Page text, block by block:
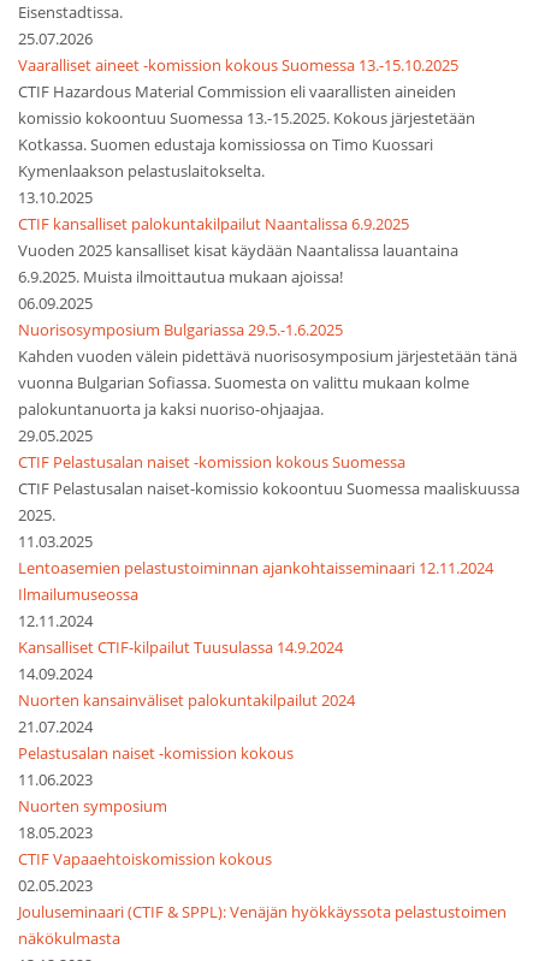
Eisenstadtissa.
25.07.2026
Vaaralliset aineet -komission kokous Suomessa 13.-15.10.2025
CTIF Hazardous Material Commission eli vaarallisten aineiden
komissio kokoontuu Suomessa 13.-15.2025. Kokous järjestetään
Kotkassa. Suomen edustaja komissiossa on Timo Kuossari
Kymenlaakson pelastuslaitokselta.
13.10.2025
CTIF kansalliset palokuntakilpailut Naantalissa 6.9.2025
Vuoden 2025 kansalliset kisat käydään Naantalissa lauantaina
6.9.2025. Muista ilmoittautua mukaan ajoissa!
06.09.2025
Nuorisosymposium Bulgariassa 29.5.-1.6.2025
Kahden vuoden välein pidettävä nuorisosymposium järjestetään tänä
vuonna Bulgarian Sofiassa. Suomesta on valittu mukaan kolme
palokuntanuorta ja kaksi nuoriso-ohjaajaa.
29.05.2025
CTIF Pelastusalan naiset -komission kokous Suomessa
CTIF Pelastusalan naiset-komissio kokoontuu Suomessa maaliskuussa
2025.
11.03.2025
Lentoasemien pelastustoiminnan ajankohtaisseminaari 12.11.2024
Ilmailumuseossa
12.11.2024
Kansalliset CTIF-kilpailut Tuusulassa 14.9.2024
14.09.2024
Nuorten kansainväliset palokuntakilpailut 2024
21.07.2024
Pelastusalan naiset -komission kokous
11.06.2023
Nuorten symposium
18.05.2023
CTIF Vapaaehtoiskomission kokous
02.05.2023
Jouluseminaari (CTIF & SPPL): Venäjän hyökkäyssota pelastustoimen
näkökulmasta